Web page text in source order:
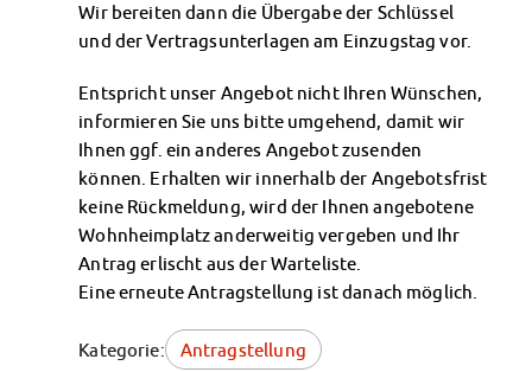
Wohnen-FAQ
AnsprechpartnerInnen
Soziales & Beratung
Sozialberatung
Finanzierungsberatung
Rückerstattung Semesterbeitrag
PsychoSoziale Beratung
Kursangebote
Anmeldung Sonderveranstaltungen
Chatberatung
Wir bereiten dann die Übergabe der Schlüssel
und der Vertragsunterlagen am Einzugstag vor.
Entspricht unser Angebot nicht Ihren Wünschen,
informieren Sie uns bitte umgehend, damit wir
Ihnen ggf. ein anderes Angebot zusenden
können. Erhalten wir innerhalb der Angebotsfrist
keine Rückmeldung, wird der Ihnen angebotene
Wohnheimplatz anderweitig vergeben und Ihr
Antrag erlischt aus der Warteliste.
Eine erneute Antragstellung ist danach möglich.
Kategorie: Antragstellung